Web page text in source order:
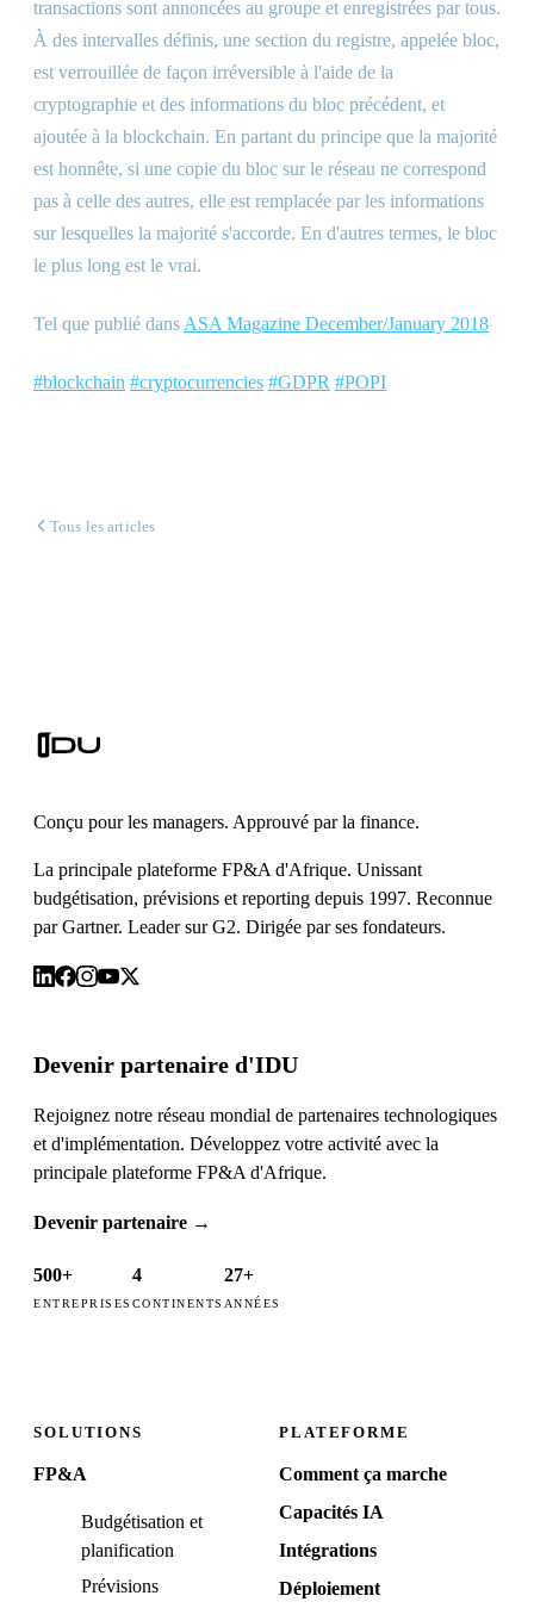
transactions sont annoncées au groupe et enregistrées par tous.
À des intervalles définis, une section du registre, appelée bloc,
est verrouillée de façon irréversible à l'aide de la
cryptographie et des informations du bloc précédent, et
ajoutée à la blockchain. En partant du principe que la majorité
est honnête, si une copie du bloc sur le réseau ne correspond
pas à celle des autres, elle est remplacée par les informations
sur lesquelles la majorité s'accorde. En d'autres termes, le bloc
le plus long est le vrai.
Tel que publié dans ASA Magazine December/January 2018
#blockchain #cryptocurrencies #GDPR #POPI
Tous les articles
Conçu pour les managers. Approuvé par la finance.
La principale plateforme FP&A d'Afrique. Unissant
budgétisation, prévisions et reporting depuis 1997. Reconnue
par Gartner. Leader sur G2. Dirigée par ses fondateurs.
Devenir partenaire d'IDU
Rejoignez notre réseau mondial de partenaires technologiques
et d'implémentation. Développez votre activité avec la
principale plateforme FP&A d'Afrique.
Devenir partenaire →
500+
ENTREPRISES
4
CONTINENTS
27+
ANNÉES
SOLUTIONS
FP&A
Budgétisation et
planification
Prévisions
PLATEFORME
Comment ça marche
Capacités IA
Intégrations
Déploiement